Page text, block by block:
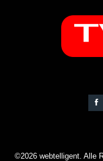
©2026 webtelligent. Alle